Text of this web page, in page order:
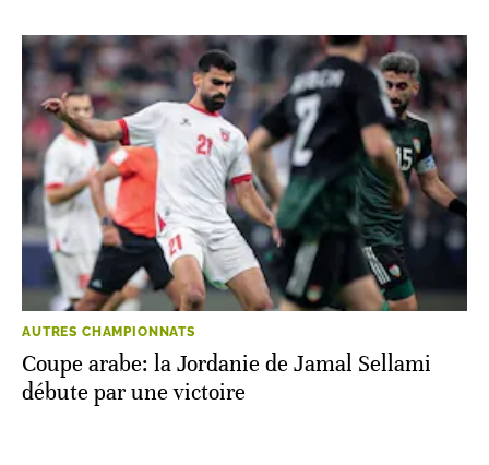
AUTRES CHAMPIONNATS
Coupe arabe: la Jordanie de Jamal Sellami
débute par une victoire